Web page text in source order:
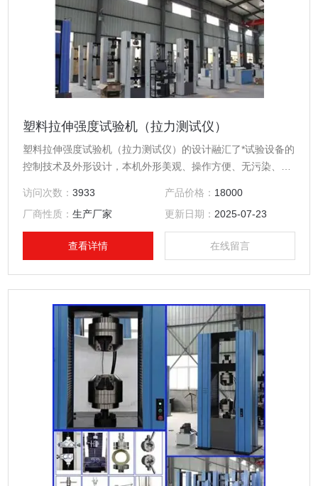
塑料拉伸强度试验机（拉力测试仪）
塑料拉伸强度试验机（拉力测试仪）的设计融汇了*试验设备的
控制技术及外形设计，本机外形美观、操作方便、无污染、噪
分频步进调速电机及交流数字伺服调速系统作为驱动装置，经
圆弧同步带及圆弧同步带轮减速系统减速后带动精密滚珠丝杠
副加载，完成试样的多种力学性能试验。
访问次数：3933 产品价格： 18000
厂商性质：生产厂家 更新日期： 2025-07-23
查看详情 在线留言